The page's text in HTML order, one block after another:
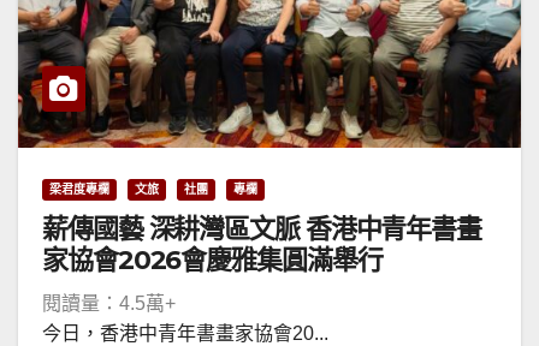
梁君度專欄 文旅 社團 專欄
薪傳國藝 深耕灣區文脈 香港中青年書畫
家協會2026會慶雅集圓滿舉行
閱讀量：4.5萬+
今日，香港中青年書畫家協會20...